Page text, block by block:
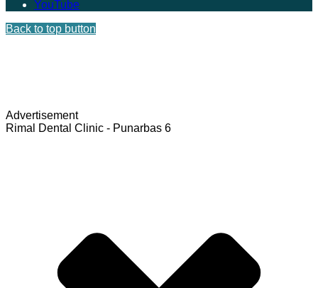
YouTube
Back to top button
Advertisement
Rimal Dental Clinic - Punarbas 6